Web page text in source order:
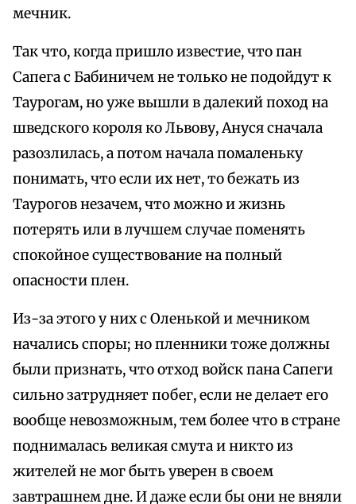
мечник.
Так что, когда пришло известие, что пан
Сапега с Бабиничем не только не подойдут к
Таурогам, но уже вышли в далекий поход на
шведского короля ко Львову, Ануся сначала
разозлилась, а потом начала помаленьку
понимать, что если их нет, то бежать из
Таурогов незачем, что можно и жизнь
потерять или в лучшем случае поменять
спокойное существование на полный
опасности плен.
Из-за этого у них с Оленькой и мечником
начались споры; но пленники тоже должны
были признать, что отход войск пана Сапеги
сильно затрудняет побег, если не делает его
вообще невозможным, тем более что в стране
поднималась великая смута и никто из
жителей не мог быть уверен в своем
завтрашнем дне. И даже если бы они не вняли